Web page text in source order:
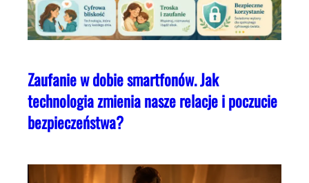
Zaufanie w dobie smartfonów. Jak
technologia zmienia nasze relacje i poczucie
bezpieczeństwa?